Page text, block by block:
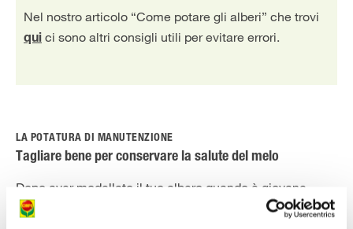
Nel nostro articolo “Come potare gli alberi” che trovi
qui ci sono altri consigli utili per evitare errori.
LA POTATURA DI MANUTENZIONE
Tagliare bene per conservare la salute del melo
Dopo aver modellato il tuo albero quando è giovane,
negli anni successivi dovrai mantenere questa forma e